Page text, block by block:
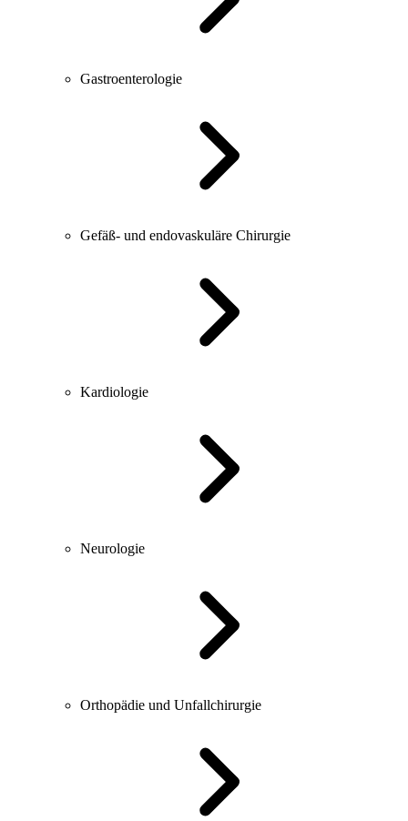
Gastroenterologie
Gefäß- und endovaskuläre Chirurgie
Kardiologie
Neurologie
Orthopädie und Unfallchirurgie